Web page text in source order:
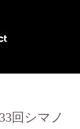
回シマノ